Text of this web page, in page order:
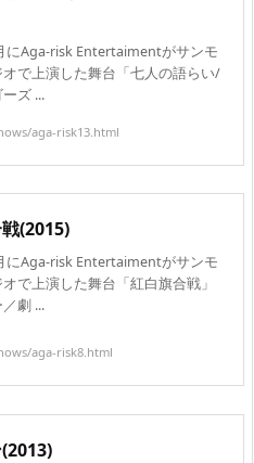
にAga-risk Entertaimentがサンモ
オで上演した舞台「七人の語らい/
ズ ...
aga-risk13.html
(2015)
にAga-risk Entertaimentがサンモ
で上演した舞台「紅白旗合戦」
劇 ...
aga-risk8.html